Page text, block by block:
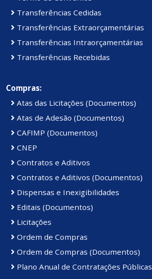
Transferências Cedidas
Transferências Extraorçamentárias
Transferências Intraorçamentárias
Transferências Recebidas
Compras:
Atas das Licitações (Documentos)
Atas de Adesão (Documentos)
CAFIMP (Documentos)
CNEP
Contratos e Aditivos
Contratos e Aditivos (Documentos)
Dispensas e Inexigibilidades
Editais (Documentos)
Licitações
Ordem de Compras
Ordem de Compras (Documentos)
Plano Anual de Contratações Públicas